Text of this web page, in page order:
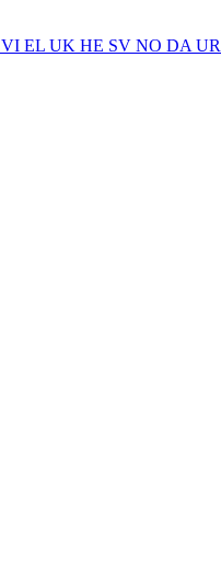
VI EL UK HE SV NO DA UR